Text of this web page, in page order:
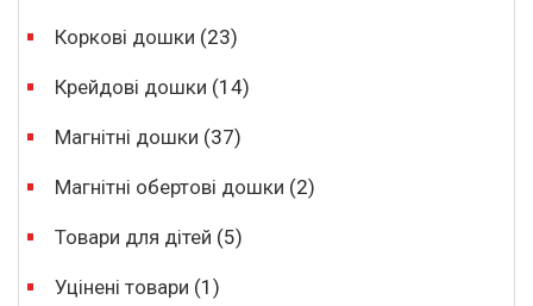
Коркові дошки (23)
Крейдові дошки (14)
Магнітні дошки (37)
Магнітні обертові дошки (2)
Товари для дітей (5)
Уцінені товари (1)